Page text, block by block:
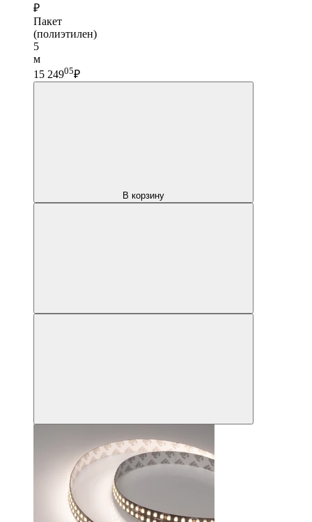
₽
Пакет
(полиэтилен)
5
м
15 24905₽
В корзину